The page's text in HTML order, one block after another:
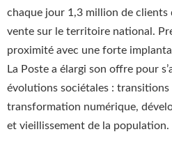
chaque jour 1,3 million de clients
vente sur le territoire national.
proximité avec une forte
La Poste a élargi son offre pour
évolutions sociétales : transitions
transformation numérique,
et vieillissement de la population.